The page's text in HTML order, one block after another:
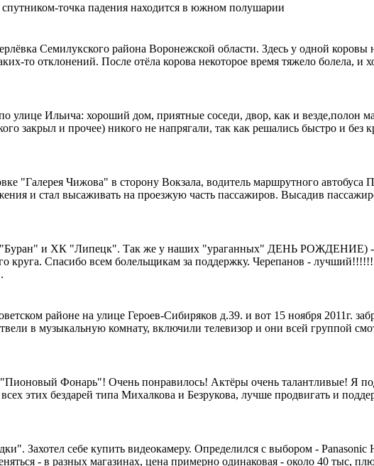
точка падения находится в южном полушарии
Семилукского района Воронежской области. Здесь у одной коровы
то отклонений. После отёла корова некоторое время тяжело болела, и
улице Ильича: хороший дом, приятные соседи, двор, как и везде,полон
закрыл и прочее) никого не напрягали, так как решались быстро и без
"Галерея Чижова" в сторону Вокзала, водитель маршрутного
и стал высаживать на проезжую часть пассажиров. Высадив
"Буран" и ХК "Липецк". Так же у наших "ураганных" ДЕНЬ РОЖДЕНИЕ) -
круга. Спасибо всем болельщикам за поддержку. Черепанов -
районе на улице Героев-Сибиряков д.39. и вот 15 ноября 2011г.
в музыкальную комнату, включили телевизор и они всей группой
"Пионовый Фонарь"! Очень понравилось! Актёры очень талантливые! Я
этих бездарей типа Михалкова и Безрукова, лучше продвигать и
Захотел себе купить видеокамеру. Определился с выбором - Panasonic
- в разных магазинах, цена примерно одинаковая - около 40 тыс,